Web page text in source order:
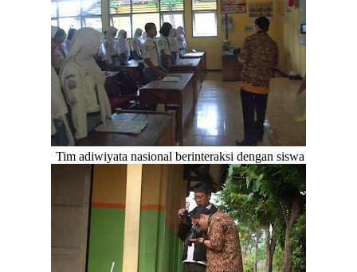
Tim adiwiyata nasional berinteraksi dengan siswa